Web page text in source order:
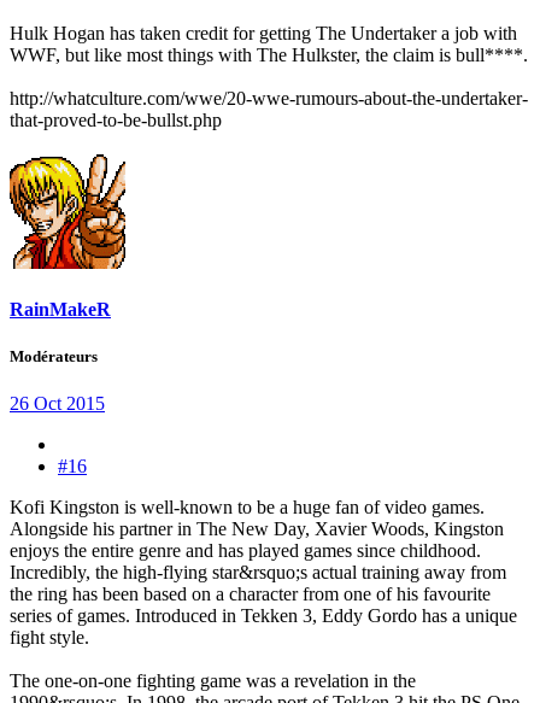
Hulk Hogan has taken credit for getting The Undertaker a job with
WWF, but like most things with The Hulkster, the claim is bull****.
http://whatculture.com/wwe/20-wwe-rumours-about-the-undertaker-
that-proved-to-be-bullst.php
RainMakeR
Modérateurs
26 Oct 2015
#16
Kofi Kingston is well-known to be a huge fan of video games.
Alongside his partner in The New Day, Xavier Woods, Kingston
enjoys the entire genre and has played games since childhood.
Incredibly, the high-flying star&rsquo;s actual training away from
the ring has been based on a character from one of his favourite
series of games. Introduced in Tekken 3, Eddy Gordo has a unique
fight style.
The one-on-one fighting game was a revelation in the